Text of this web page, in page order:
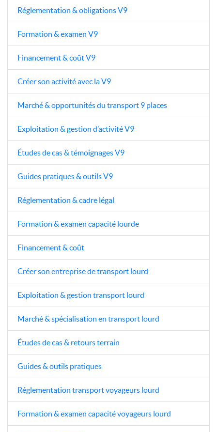
Réglementation & obligations V9
Formation & examen V9
Financement & coût V9
Créer son activité avec la V9
Marché & opportunités du transport 9 places
Exploitation & gestion d’activité V9
Études de cas & témoignages V9
Guides pratiques & outils V9
Réglementation & cadre légal
Formation & examen capacité lourde
Financement & coût
Créer son entreprise de transport lourd
Exploitation & gestion transport lourd
Marché & spécialisation en transport lourd
Études de cas & retours terrain
Guides & outils pratiques
Réglementation transport voyageurs lourd
Formation & examen capacité voyageurs lourd